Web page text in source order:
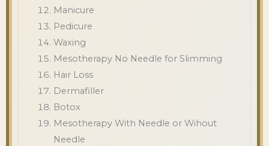
Manicure
Pedicure
Waxing
Mesotherapy No Needle for Slimming
Hair Loss
Dermafiller
Botox
Mesotherapy With Needle or Wihout
Needle